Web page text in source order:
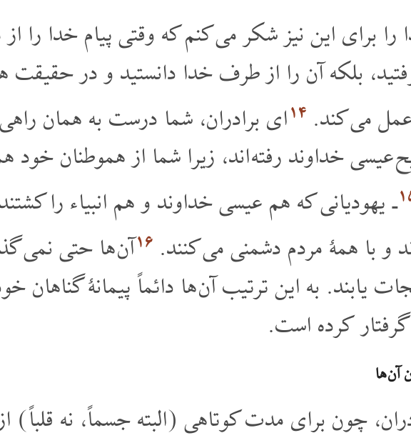
را برای این نیز شکر می کنم که وقتی پیام خدا را از
بلکه آن را از طرف خدا دانستید و در
عمل می کند. ۱۴ای برادران، شما درست به همان
عیسی خداوند رفته اند، زیرا شما از هموطنان خود
ـ یهودیانی که هم عیسی خداوند و هم انبیاء را
و با همۀ مردم دشمنی می کنند. ۱۶آن ها حتی نمی
یابند. به این ترتیب آن ها دائماً پیمانۀ
گرفتار کرده است.
آن ها
چون برای مدت کوتاهی (البته جسماً، نه قلباً)